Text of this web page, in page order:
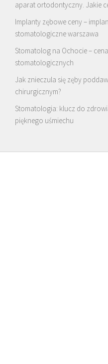
aparat ortodontyczny. Jakie
Implanty zębowe ceny –
stomatologiczne warszawa
Stomatolog na Ochocie –
stomatologicznych
Jak znieczula się zęby
chirurgicznym?
Stomatologia: klucz do
pięknego uśmiechu